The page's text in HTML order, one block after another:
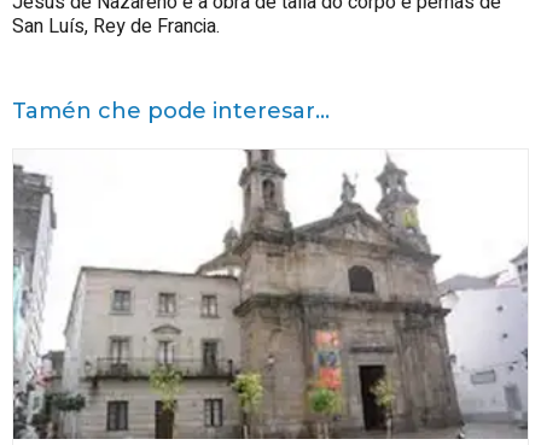
San Luís, Reyde Francia.
Tamén che pode interesar...